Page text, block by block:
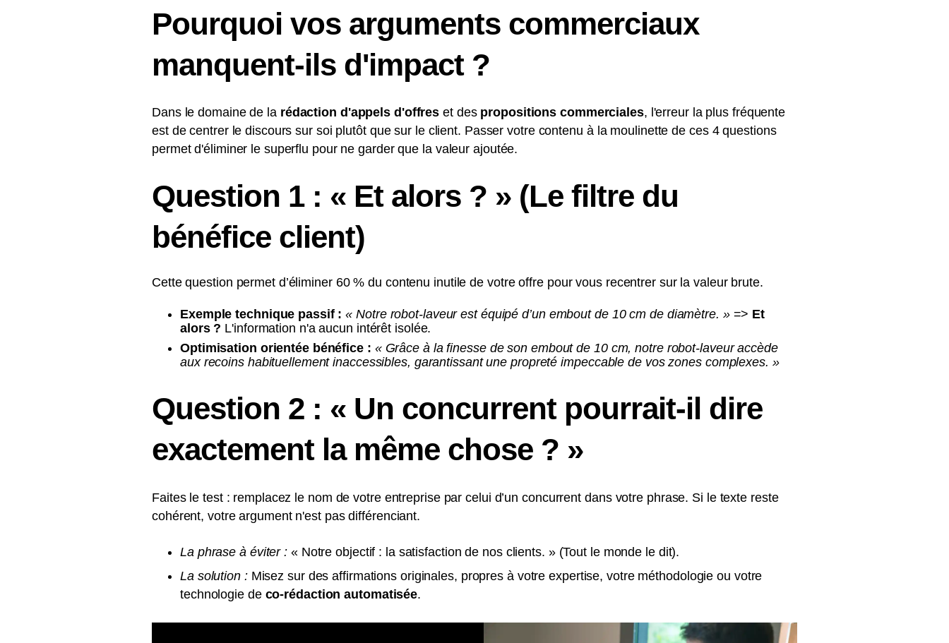
Pourquoi vos arguments commerciaux
manquent-ils d'impact ?
Dans le domaine de la rédaction d'appels d'offres et des propositions commerciales, l'erreur la plus fréquente
est de centrer le discours sur soi plutôt que sur le client. Passer votre contenu à la moulinette de ces 4 questions
permet d'éliminer le superflu pour ne garder que la valeur ajoutée.
Question 1 : « Et alors ? » (Le filtre du
bénéfice client)
Cette question permet d’éliminer 60 % du contenu inutile de votre offre pour vous recentrer sur la valeur brute.
Exemple technique passif : « Notre robot-laveur est équipé d’un embout de 10 cm de diamètre. » => Et
alors ? L'information n'a aucun intérêt isolée.
Optimisation orientée bénéfice : « Grâce à la finesse de son embout de 10 cm, notre robot-laveur accède
aux recoins habituellement inaccessibles, garantissant une propreté impeccable de vos zones complexes. »
Question 2 : « Un concurrent pourrait-il dire
exactement la même chose ? »
Faites le test : remplacez le nom de votre entreprise par celui d’un concurrent dans votre phrase. Si le texte reste
cohérent, votre argument n'est pas différenciant.
La phrase à éviter : « Notre objectif : la satisfaction de nos clients. » (Tout le monde le dit).
La solution :Misez sur des affirmations originales, propres à votre expertise, votre méthodologie ou votre
technologie de co-rédaction automatisée.